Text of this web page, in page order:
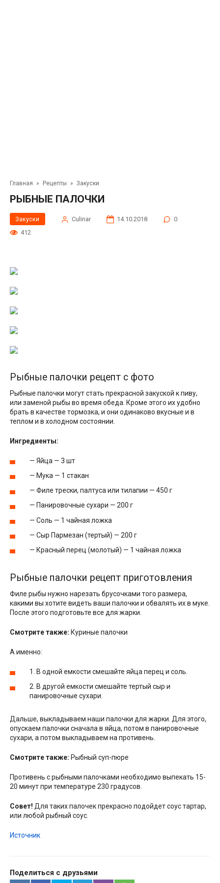
Главная » Рецепты » Закуски
РЫБНЫЕ ПАЛОЧКИ
Закуски Сulinar 14.10.2018
0
412
Рыбные палочки рецепт с фото
Рыбные палочки могут стать прекрасной закуской к пиву,
или заменой рыбы во время обеда. Кроме этого их удобно
брать в качестве тормозка, и они одинаково вкусные и в
теплом и в холодном состоянии.
Ингредиенты:
— Яйца — 3 шт
— Мука — 1 стакан
— Филе трески, палтуса или тилапии — 450 г
— Панировочные сухари — 200 г
— Соль — 1 чайная ложка
— Сыр Пармезан (тертый) — 200 г
— Красный перец (молотый) — 1 чайная ложка
Рыбные палочки рецепт приготовления
Филе рыбы нужно нарезать брусочками того размера,
какими вы хотите видеть ваши палочки и обвалять их в муке.
После этого подготовьте все для жарки.
Смотрите также: Куриные палочки
А именно:
1. В одной емкости смешайте яйца перец и соль.
2. В другой емкости смешайте тертый сыр и
панировочные сухари.
Дальше, выкладываем наши палочки для жарки. Для этого,
опускаем палочки сначала в яйца, потом в панировочные
сухари, а потом выкладываем на противень.
Смотрите также: Рыбный суп-пюре
Противень с рыбными палочками необходимо выпекать 15-
20 минут при температуре 230 градусов.
Совет! Для таких палочек прекрасно подойдет соус тартар,
или любой рыбный соус.
Источник
Поделиться с друзьями